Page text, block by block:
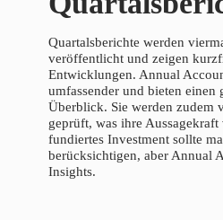
Quartalsberichte werden
veröffentlicht und zeigen
Entwicklungen. Annual
umfassender und bieten einen
Überblick. Sie werden zudem
geprüft, was ihre
fundiertes Investment sollte
berücksichtigen, aber Annual
Insights.